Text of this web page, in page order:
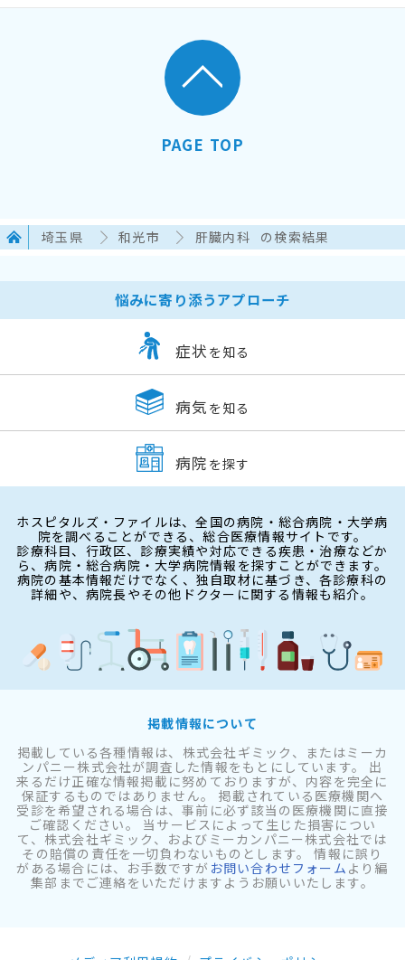
PAGE TOP
埼玉県 和光市 肝臓内科 の検索結果
悩みに寄り添うアプローチ
症状 を知る
病気 を知る
病院 を探す
ホスピタルズ・ファイルは、全国の病院・総合病院・大学病
院を調べることができる、総合医療情報サイトです。
診療科目、行政区、診療実績や対応できる疾患・治療などか
ら、病院・総合病院・大学病院情報を探すことができます。
病院の基本情報だけでなく、独自取材に基づき、各診療科の
詳細や、病院長やその他ドクターに関する情報も紹介。
掲載情報について
掲載している各種情報は、株式会社ギミック、またはミーカ
ンパニー株式会社が調査した情報をもとにしています。 出
来るだけ正確な情報掲載に努めておりますが、内容を完全に
保証するものではありません。 掲載されている医療機関へ
受診を希望される場合は、事前に必ず該当の医療機関に直接
ご確認ください。 当サービスによって生じた損害につい
て、株式会社ギミック、およびミーカンパニー株式会社では
その賠償の責任を一切負わないものとします。 情報に誤り
がある場合には、お手数ですが お問い合わせフォーム より編
集部までご連絡をいただけますようお願いいたします。